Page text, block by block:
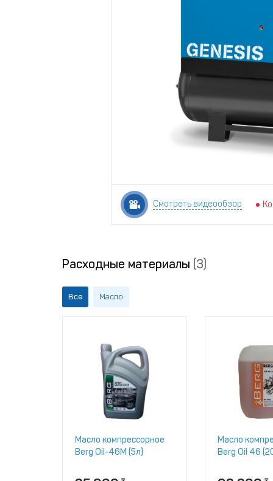
Смотреть видеообзор
Расходные материалы (3)
Все Масло
Масло компрессорное
Berg Oil-46M (5л)
Масло
Berg Oil 46